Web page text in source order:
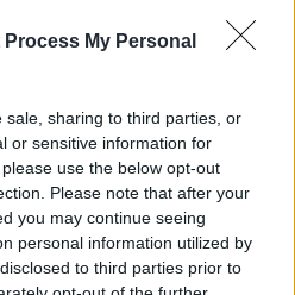
Process My Personal
sale, sharing to third parties, or
or sensitive information for
use the below opt-out
Please note that after your
you may continue seeing
personal information utilized by
to third parties prior to
olagligt, men inte själva
Reg: Nov 2024